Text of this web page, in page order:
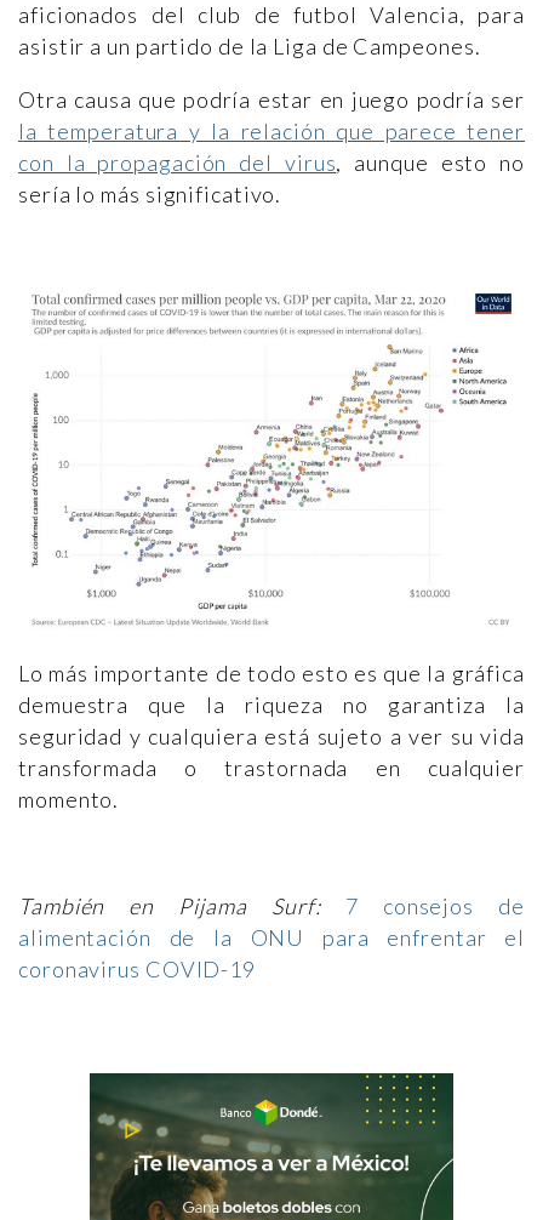
aficionados del club de futbol Valencia, para
asistir a un partido de la Liga de Campeones.
Otra causa que podría estar en juego podría ser
la temperatura y la relación que parece tener
con la propagación del virus, aunque esto no
sería lo más significativo.
Lo más importante de todo esto es que la gráfica
demuestra que la riqueza no garantiza la
seguridad y cualquiera está sujeto a ver su vida
transformada o trastornada en cualquier
momento.
También en Pijama Surf:
7 consejos de
alimentación de la ONU para enfrentar el
coronavirus COVID-19